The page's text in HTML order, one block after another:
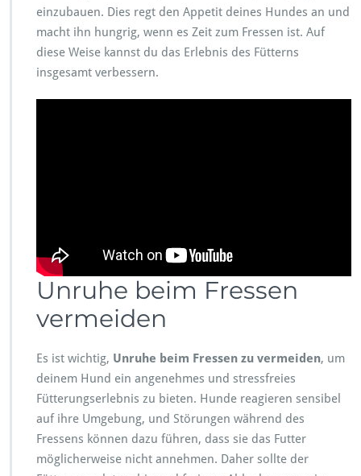
einzubauen. Dies regt den Appetit deines Hundes an und
macht ihn hungrig, wenn es Zeit zum Fressen ist. Auf
diese Weise kannst du das Erlebnis des Fütterns
insgesamt verbessern.
Unruhe beim Fressen
vermeiden
Es ist wichtig, Unruhe beim Fressen zu vermeiden, um
deinem Hund ein angenehmes und stressfreies
Fütterungserlebnis zu bieten. Hunde reagieren sensibel
auf ihre Umgebung, und Störungen während des
Fressens können dazu führen, dass sie das Futter
möglicherweise nicht annehmen. Daher sollte der